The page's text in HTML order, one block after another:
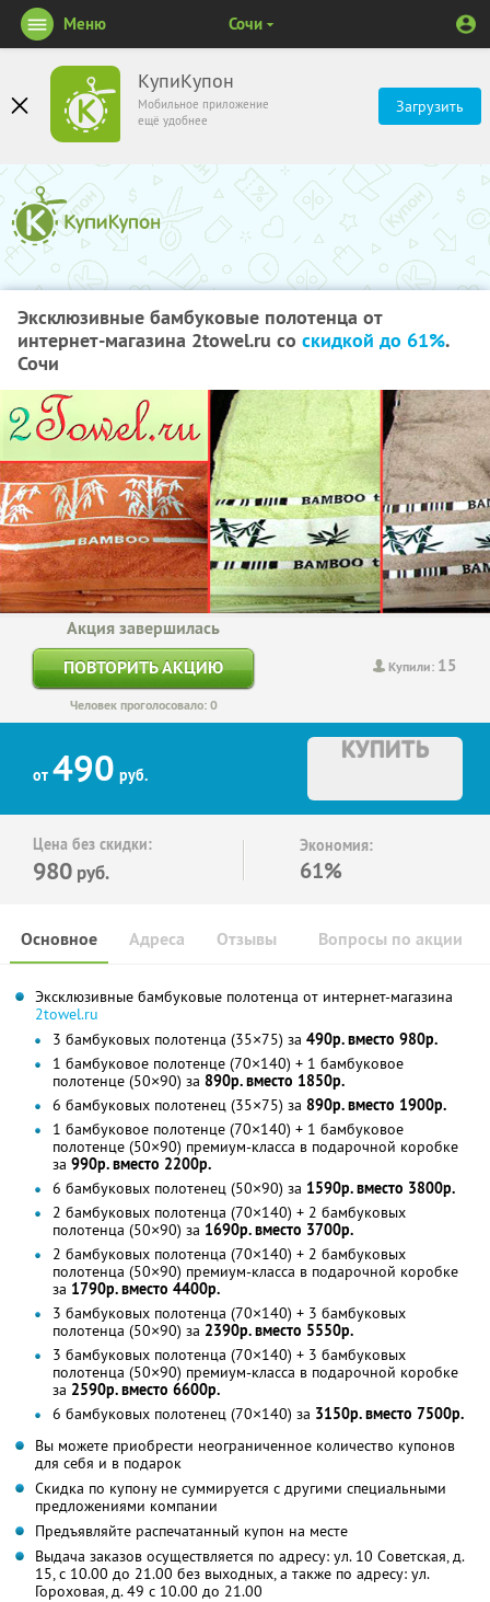
КупиКупон
Мобильное приложение
ещё удобнее
Загрузить
Меню Сочи
Эксклюзивные бамбуковые полотенца от
интернет-магазина 2towel.ru со скидкой до 61%.
Сочи
Купили: 15
Акция завершилась
ПОВТОРИТЬ АКЦИЮ
Человек проголосовало: 0
от 490 руб.
КУПИТЬ
Цена без скидки:
980 руб.
Экономия:
61%
Основное Отзывы Вопросы по акции
Адреса
Эксклюзивные бамбуковые полотенца от интернет-магазина
2towel.ru
3 бамбуковых полотенца (35×75) за 490р. вместо 980р.
1 бамбуковое полотенце (70×140) + 1 бамбуковое
полотенце (50×90) за 890р. вместо 1850р.
6 бамбуковых полотенец (35×75) за 890р. вместо 1900р.
1 бамбуковое полотенце (70×140) + 1 бамбуковое
полотенце (50×90) премиум-класса в подарочной коробке
за 990р. вместо 2200р.
6 бамбуковых полотенец (50×90) за 1590р. вместо 3800р.
2 бамбуковых полотенца (70×140) + 2 бамбуковых
полотенца (50×90) за 1690р. вместо 3700р.
2 бамбуковых полотенца (70×140) + 2 бамбуковых
полотенца (50×90) премиум-класса в подарочной коробке
за 1790р. вместо 4400р.
3 бамбуковых полотенца (70×140) + 3 бамбуковых
полотенца (50×90) за 2390р. вместо 5550р.
3 бамбуковых полотенца (70×140) + 3 бамбуковых
полотенца (50×90) премиум-класса в подарочной коробке
за 2590р. вместо 6600р.
6 бамбуковых полотенец (70×140) за 3150р. вместо 7500р.
Вы можете приобрести неограниченное количество купонов
для себя и в подарок
Скидка по купону не суммируется с другими специальными
предложениями компании
Предъявляйте распечатанный купон на месте
Выдача заказов осуществляется по адресу: ул. 10 Советская, д.
15, с 10.00 до 21.00 без выходных, а также по адресу: ул.
Гороховая, д. 49 с 10.00 до 21.00